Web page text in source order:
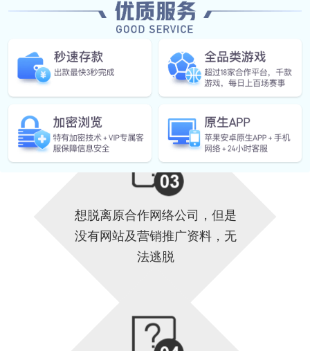
的小公司，想继续使用网站，
却找不着人了
想脱离原合作网络公司，但是
没有网站及营销推广资料，无
法逃脱